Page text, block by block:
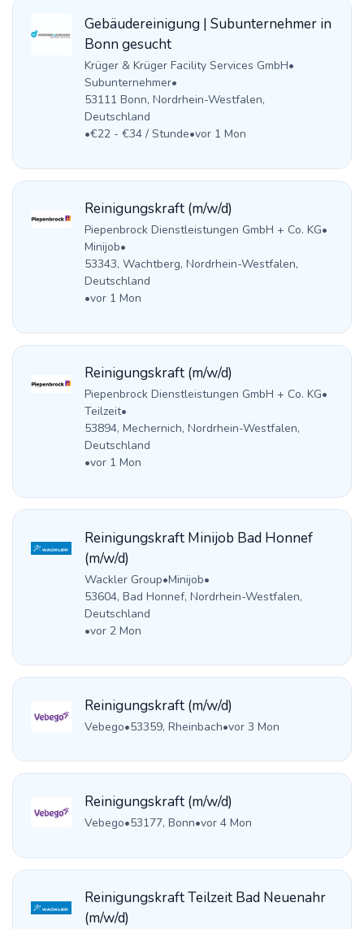
Gebäudereinigung | Subunternehmer in
Bonn gesucht
Krüger & Krüger Facility Services GmbH•
Subunternehmer•
53111 Bonn, Nordrhein-Westfalen,
Deutschland
•€22 - €34 / Stunde•vor 1 Mon
Reinigungskraft (m/w/d)
Piepenbrock Dienstleistungen GmbH + Co. KG•
Minijob•
53343, Wachtberg, Nordrhein-Westfalen,
Deutschland
•vor 1 Mon
Reinigungskraft (m/w/d)
Piepenbrock Dienstleistungen GmbH + Co. KG•
Teilzeit•
53894, Mechernich, Nordrhein-Westfalen,
Deutschland
•vor 1 Mon
Reinigungskraft Minijob Bad Honnef
(m/w/d)
Wackler Group•Minijob•
53604, Bad Honnef, Nordrhein-Westfalen,
Deutschland
•vor 2 Mon
Reinigungskraft (m/w/d)
Vebego•53359, Rheinbach•vor 3 Mon
Reinigungskraft (m/w/d)
Vebego•53177, Bonn•vor 4 Mon
Reinigungskraft Teilzeit Bad Neuenahr
(m/w/d)